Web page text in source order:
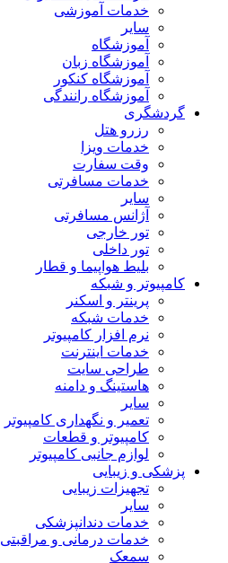
خدمات آموزشی
سایر
آموزشگاه
آموزشگاه زبان
آموزشگاه کنکور
آموزشگاه رانندگی
گردشگری
رزرو هتل
خدمات ویزا
وقت سفارت
خدمات مسافرتی
سایر
آژانس مسافرتی
تور خارجی
تور داخلی
بلیط هواپیما و قطار
کامپیوتر و شبکه
پرینتر و اسکنر
خدمات شبکه
نرم افزار کامپیوتر
خدمات اینترنت
طراحی سایت
هاستینگ و دامنه
سایر
تعمیر و نگهداری کامپیوتر
کامپیوتر و قطعات
لوازم جانبی کامپیوتر
پزشکی و زیبایی
تجهیزات زیبایی
سایر
خدمات دندانپزشکی
خدمات درمانی و مراقبتی
سمعک